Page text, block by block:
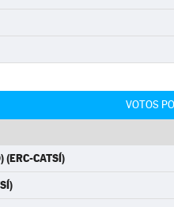
VOTOS
CATSÍ)